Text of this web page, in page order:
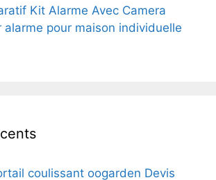
Kit Alarme Avec Camera
alarme pour maison individuelle
coulissant oogarden Devis